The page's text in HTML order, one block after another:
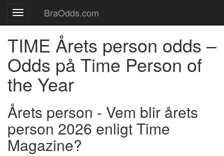
Toggle
navigation
BraOdds.com
TIME Årets person odds –
Odds på Time Person of
the Year
Årets person - Vem blir årets
person 2026 enligt Time
Magazine?